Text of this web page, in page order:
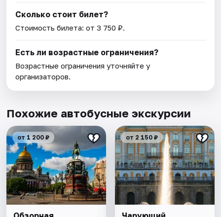
Сколько стоит билет?
Стоимость билета: от 3 750 ₽.
Есть ли возрастные ограничения?
Возрастные ограничения уточняйте у
организаторов.
Похожие автобусные экскурсии
от 1 200 ₽ от 2 150 ₽